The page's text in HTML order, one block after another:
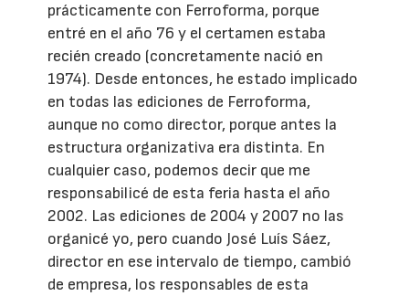
prácticamente con Ferroforma, porque
entré en el año 76 y el certamen estaba
recién creado (concretamente nació en
1974). Desde entonces, he estado implicado
en todas las ediciones de Ferroforma,
aunque no como director, porque antes la
estructura organizativa era distinta. En
cualquier caso, podemos decir que me
responsabilicé de esta feria hasta el año
2002. Las ediciones de 2004 y 2007 no las
organicé yo, pero cuando José Luís Sáez,
director en ese intervalo de tiempo, cambió
de empresa, los responsables de esta